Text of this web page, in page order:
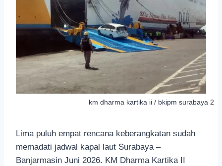
km dharma kartika ii / bkipm surabaya 2
Lima puluh empat rencana keberangkatan sudah
memadati jadwal kapal laut Surabaya –
Banjarmasin Juni 2026. KM Dharma Kartika II